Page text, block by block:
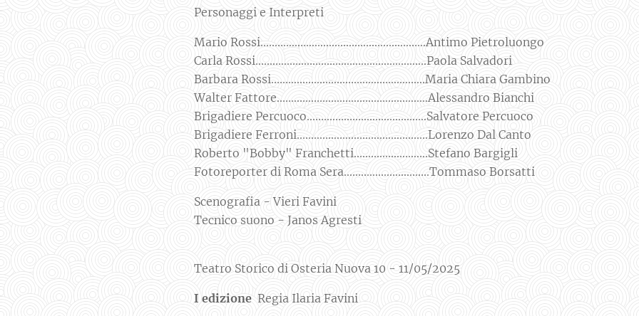
Personaggi e Interpreti
Mario Rossi..........................................................Antimo Pietroluongo
Carla Rossi............................................................Paola Salvadori
Barbara Rossi......................................................Maria Chiara Gambino
Walter Fattore.....................................................Alessandro Bianchi
Brigadiere Percuoco..........................................Salvatore Percuoco
Brigadiere Ferroni..............................................Lorenzo Dal Canto
Roberto "Bobby" Franchetti..........................Stefano Bargigli
Fotoreporter di Roma Sera..............................Tommaso Borsatti
Scenografia - Vieri Favini
Tecnico suono - Janos Agresti
Teatro Storico di Osteria Nuova 10 - 11/05/2025
I edizione Regia Ilaria Favini